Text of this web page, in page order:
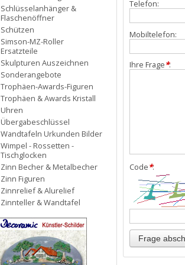
Telefon:
Mobiltelefon:
Ihre Frage*:
Code*:
Schlüsselanhänger &
Flaschenöffner
Schützen
Simson-MZ-Roller
Ersatzteile
Skulpturen Auszeichnen
Sonderangebote
Trophäen-Awards-Figuren
Trophäen & Awards Kristall
Uhren
Übergabeschlüssel
Wandtafeln Urkunden Bilder
Wimpel - Rossetten -
Tischglocken
Zinn Becher & Metalbecher
Zinn Figuren
Zinnrelief & Alurelief
Zinnteller & Wandtafel